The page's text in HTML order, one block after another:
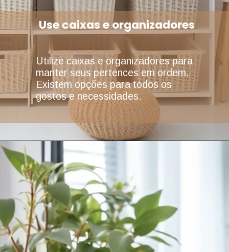
Utilize caixas e organizadores para
manter seus pertences em ordem.
Existem opções para todos os
gostos e necessidades.
Use caixas e organizadores